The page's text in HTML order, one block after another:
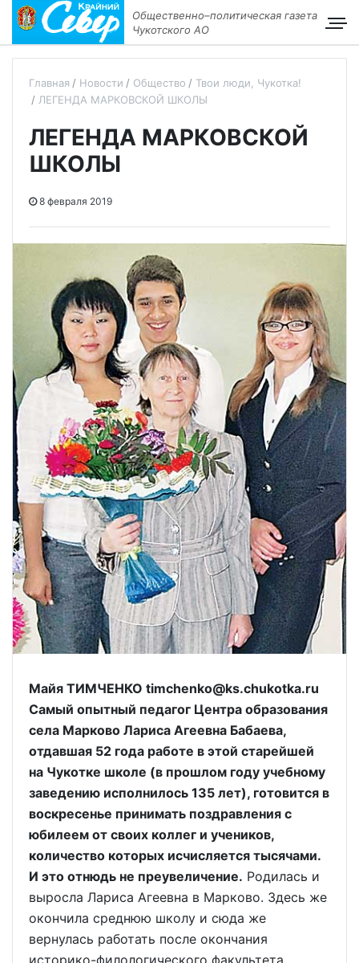
Общественно–политическая газета
Чукотского АО
Главная Новости Общество
Твои люди, Чукотка!
ЛЕГЕНДА МАРКОВСКОЙ ШКОЛЫ
ЛЕГЕНДА МАРКОВСКОЙ
ШКОЛЫ
8 февраля 2019
Майя ТИМЧЕНКО timchenko@ks.chukotka.ru
Самый опытный педагог Центра образования
села Марково Лариса Агеевна Бабаева,
отдавшая 52 года работе в этой старейшей
на Чукотке школе (в прошлом году учебному
заведению исполнилось 135 лет), готовится в
воскресенье принимать поздравления с
юбилеем от своих коллег и учеников,
количество которых исчисляется тысячами.
И это отнюдь не преувеличение. Родилась и
выросла Лариса Агеевна в Марково. Здесь же
окончила среднюю школу и сюда же
вернулась работать после окончания